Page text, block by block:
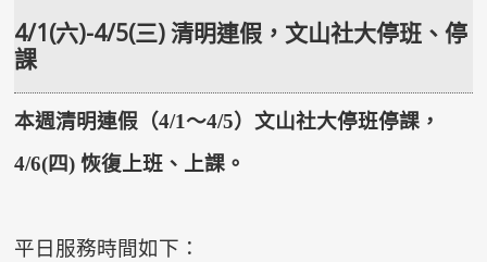
學習專區
教師專區
文山學資訊網
文山智庫
4/1(六)-4/5(三) 清明連假，文山社大停班、停
課
本週清明連假（4/1～4/5）文山社大停班停課，
4/6(四) 恢復上班、上課。
平日服務時間如下：